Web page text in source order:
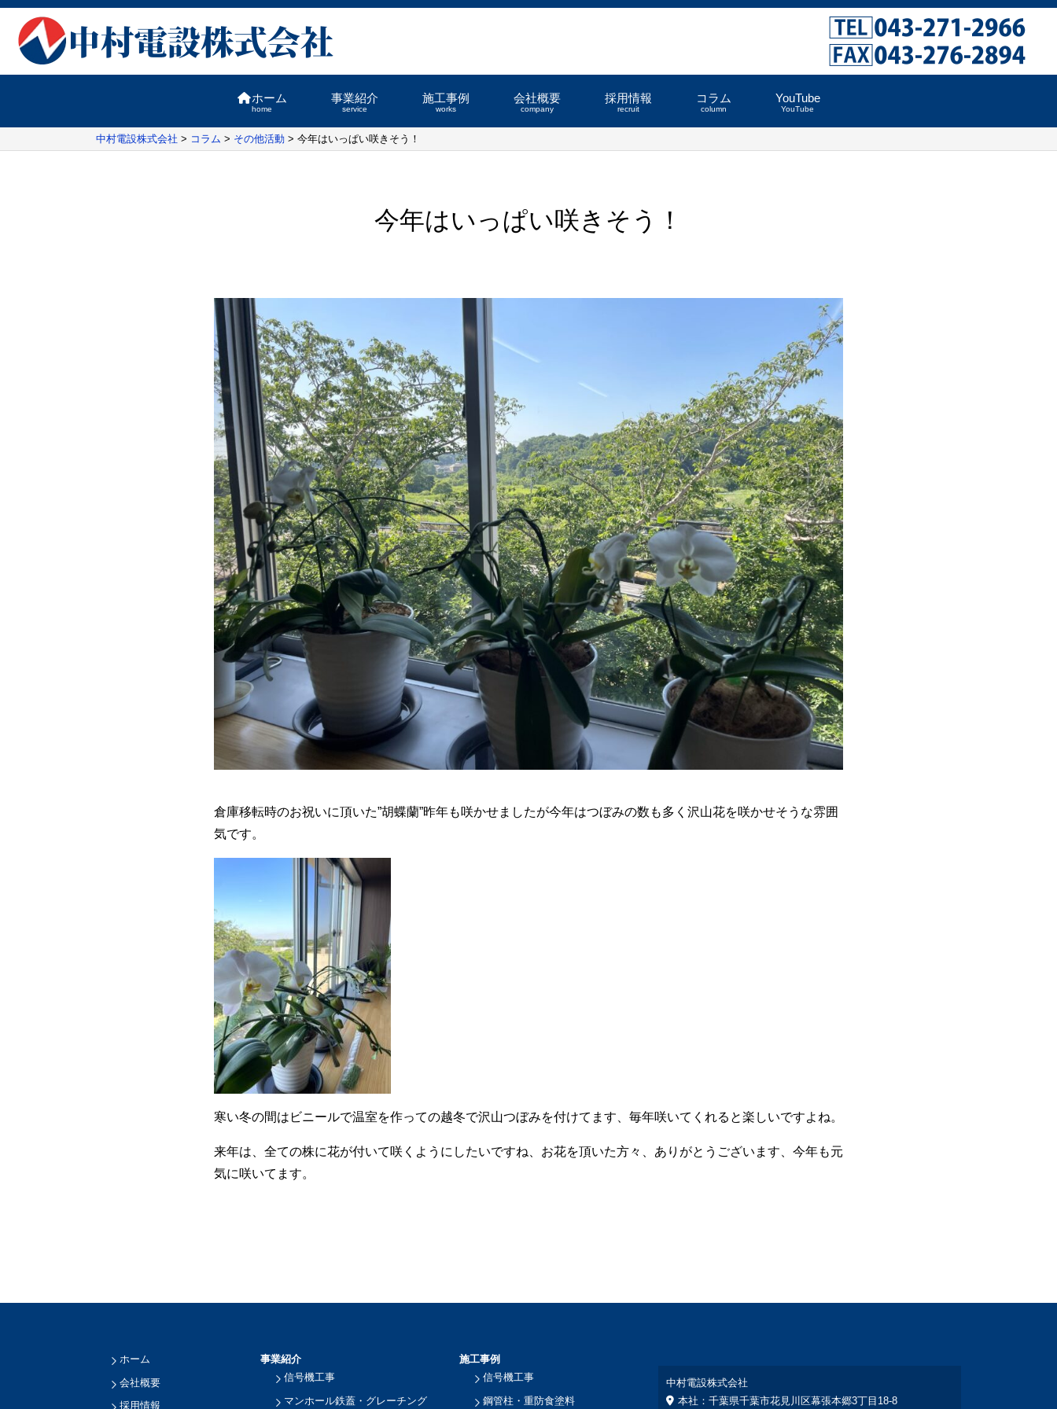
ホーム
home
事業紹介
service
施工事例
works
会社概要
company
採用情報
recruit
コラム
column
YouTube
YouTube
中村電設株式会社 > コラム > その他活動 > 今年はいっぱい咲きそう！
今年はいっぱい咲きそう！
倉庫移転時のお祝いに頂いた”胡蝶蘭”昨年も咲かせましたが今年はつぼみの数も多く沢山花を咲かせそうな雰囲
気です。
寒い冬の間はビニールで温室を作っての越冬で沢山つぼみを付けてます、毎年咲いてくれると楽しいですよね。
来年は、全ての株に花が付いて咲くようにしたいですね、お花を頂いた方々、ありがとうございます、今年も元
気に咲いてます。
ホーム
会社概要
採用情報
事業紹介
信号機工事
マンホール鉄蓋・グレーチング
施工事例
信号機工事
鋼管柱・重防食塗料
中村電設株式会社
本社：千葉県千葉市花見川区幕張本郷3丁目18‐8